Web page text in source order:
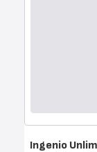
Ingenio